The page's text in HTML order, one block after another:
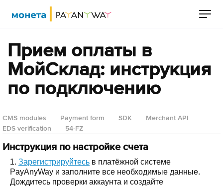
Прием оплаты в
МойСклад: инструкция
по подключению
CMS modules Payment form SDK
Merchant API
EDS verification
54-FZ
Инструкция по настройке счета
1. Зарегистрируйтесь в платёжной системе
PayAnyWay и заполните все необходимые данные.
Дождитесь проверки аккаунта и создайте